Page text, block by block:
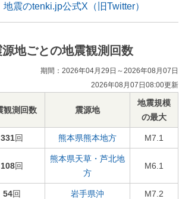
地震のtenki.jp公式X（旧Twitter）
源地ごとの地震観測回数
期間：2026年04月29日～2026年08月07日
2026年08月07日08:00更新
観測回数 震源地
地震規模
の最大
331回 熊本県熊本地方 M7.1
108回
熊本県天草・芦北地
方
M6.1
54回 岩手県沖 M7.2